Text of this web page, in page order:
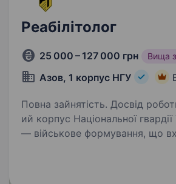
Реабілітолог
25 000 – 127 000 грн Вища
Азов, 1 корпус НГУ
Повна зайнятість. Досвід роботи
ий корпус Національної
— військове формування, що